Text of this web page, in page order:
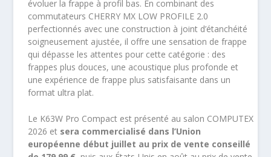
évoluer la frappe à profil bas. En combinant des
commutateurs CHERRY MX LOW PROFILE 2.0
perfectionnés avec une construction à joint d’étanchéité
soigneusement ajustée, il offre une sensation de frappe
qui dépasse les attentes pour cette catégorie : des
frappes plus douces, une acoustique plus profonde et
une expérience de frappe plus satisfaisante dans un
format ultra plat.
Le K63W Pro Compact est présenté au salon COMPUTEX
2026 et sera commercialisé dans l’Union
européenne début juillet au prix de vente conseillé